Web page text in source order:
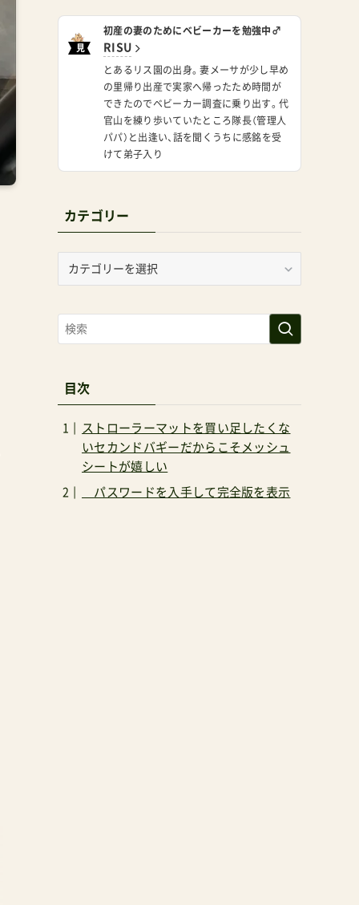
見
初産の妻のためにベビーカーを勉強中♂
RISU
とあるリス園の出身。妻メーサが少し早め
の里帰り出産で実家へ帰ったため時間が
できたのでベビーカー調査に乗り出す。代
官山を練り歩いていたところ隊長（管理人
パパ）と出逢い、話を聞くうちに感銘を受
けて弟子入り
カテゴリー
リ
ー
目次
ストローラーマットを買い足したくな
いセカンドバギーだからこそメッシュ
シートが嬉しい
パスワードを入手して完全版を表示